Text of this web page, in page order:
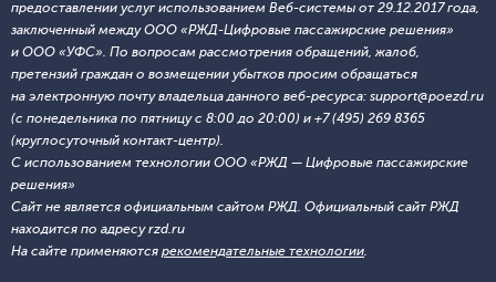
предоставлении услуг использованием Веб-системы от 29.12.2017 года,
заключенный между ООО «РЖД-Цифровые пассажирские решения»
и ООО «УФС». По вопросам рассмотрения обращений, жалоб,
претензий граждан о возмещении убытков просим обращаться
на электронную почту владельца данного веб-ресурса: support@poezd.ru
(с понедельника по пятницу с 8:00 до 20:00) и +7 (495) 269 8365
(круглосуточный контакт-центр).
С использованием технологии ООО «РЖД — Цифровые пассажирские
решения»
Сайт не является официальным сайтом РЖД. Официальный сайт РЖД
находится по адресу rzd.ru
На сайте применяются рекомендательные технологии.